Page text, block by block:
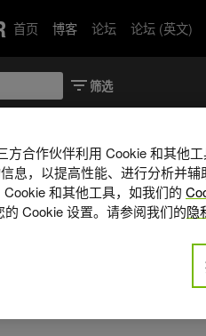
首页 博客 论坛 论坛 (英文)
，负责监督 cuQuantum SDK
物理学学士学位和德克萨斯
职业生涯一直在 HPC 和
作之前，他负责管理 AMD
方合作伙伴利用 Cookie 和其他
息，以提高性能、进行分析并辅
和其他工具，如我们的
的 Cookie 设置。请参阅我们的隐